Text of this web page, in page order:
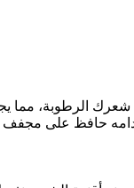
الرطوبة، مما